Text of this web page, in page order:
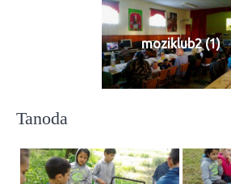
moziklub2 (1)
Tanoda